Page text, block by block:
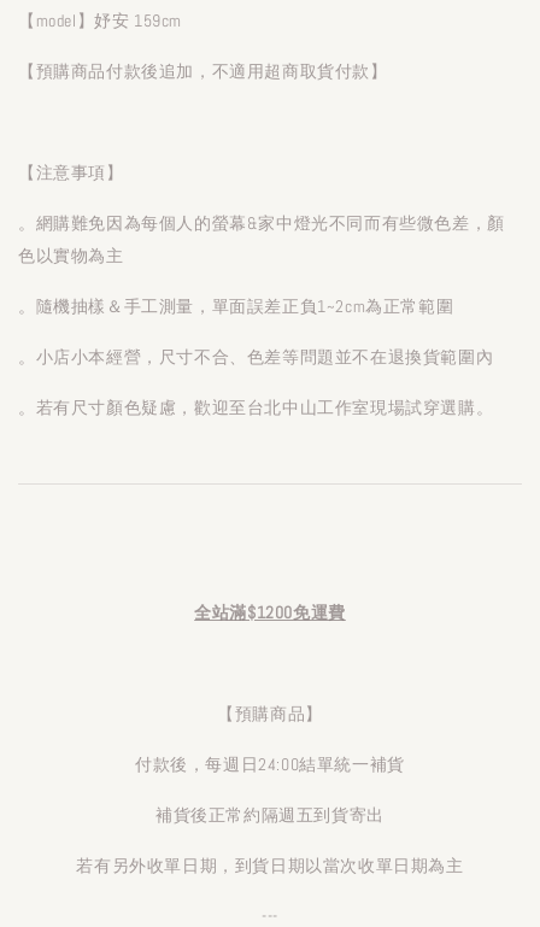
【model】妤安 159cm
【預購商品付款後追加，不適用超商取貨付款】
【注意事項】
。網購難免因為每個人的螢幕&家中燈光不同而有些微色差，顏
色以實物為主
。隨機抽樣＆手工測量，單面誤差正負1~2cm為正常範圍
。小店小本經營，尺寸不合、色差等問題並不在退換貨範圍內
。若有尺寸顏色疑慮，歡迎至台北中山工作室現場試穿選購。
全站滿$1200免運費
【預購商品】
付款後，每週日24:00結單統一補貨
補貨後正常約隔週五到貨寄出
若有另外收單日期，到貨日期以當次收單日期為主
---